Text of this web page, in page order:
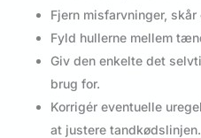
Fjern misfarvninger,
Fyld hullerne mellem
Giv den enkelte det
brug for.
Korrigér eventuelle
at justere tandkødslinjen.